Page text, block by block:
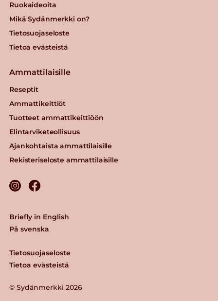
Ruokaideoita
Mikä Sydänmerkki on?
Tietosuojaseloste
Tietoa evästeistä
Ammattilaisille
Reseptit
Ammattikeittiöt
Tuotteet ammattikeittiöön
Elintarviketeollisuus
Ajankohtaista ammattilaisille
Rekisteriseloste ammattilaisille
© Sydänmerkki 2026
Tietosuojaseloste
Tietoa evästeistä
Briefly in English
På svenska